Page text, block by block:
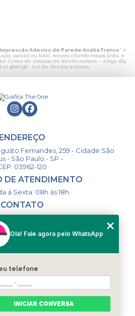
Adesivo de Parede Anália Franco" é
parcial ou total, mesmo citando nossos links, é
Crime de violação de direito autoral – artigo 184
Lei 9610/98 - Lei de direitos autorais.
ENDEREÇO
Fernandes, 259 - Cidade São
- São Paulo - SP -
03962-120
DE ATENDIMENTO
á Sexta: 08h ás 18h
CONTATO
(11) 98993-9556
MENU
HOME
CONTATO
Olá! Fale agora pelo WhatsApp
telefone
INICIAR CONVERSA